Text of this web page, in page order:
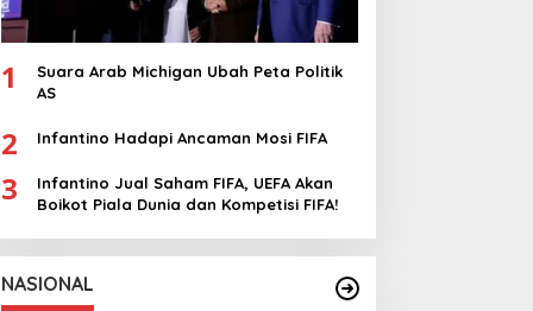
1
Suara Arab Michigan Ubah Peta Politik
AS
2 Infantino Hadapi Ancaman Mosi FIFA
3
Infantino Jual Saham FIFA, UEFA Akan
Boikot Piala Dunia dan Kompetisi FIFA!
NASIONAL